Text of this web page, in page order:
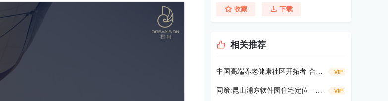
收藏 下载
相关推荐
中国高端养老健康社区开拓者-合众“健康谷” 汇报53p
同策:昆山浦东软件园住宅定位—建筑风格135P